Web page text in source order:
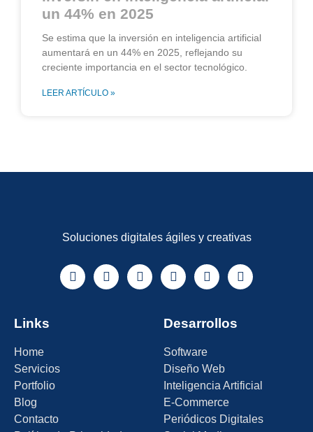
un 44% en 2025
Se estima que la inversión en inteligencia artificial
aumentará en un 44% en 2025, reflejando su
creciente importancia en el sector tecnológico.
LEER ARTÍCULO »
Soluciones digitales ágiles y creativas
Links
Home
Servicios
Portfolio
Blog
Contacto
Desarrollos
Software
Diseño Web
Inteligencia Artificial
E-Commerce
Periódicos Digitales